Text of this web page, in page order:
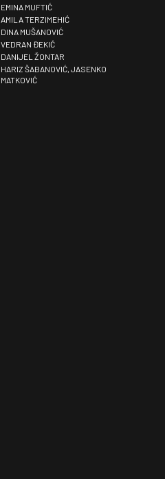
EMINA MUFTIĆ
AMILA TERZIMEHIĆ
DINA MUŠANOVIĆ
VEDRAN ĐEKIĆ
DANIJEL ŽONTAR
HARIZ ŠABANOVIĆ, JASENKO
MATKOVIĆ